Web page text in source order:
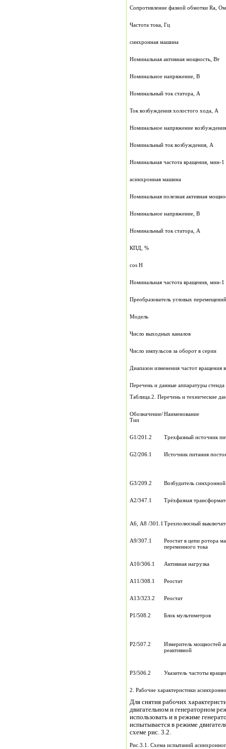
Сопротивление фазной обмотки Rа, Ом
Частота тока, Гц
синхронная машина
Номинальная активная мощность, Вт
Номинальное напряжение, В
Номинальный ток статора, А
Ток возбуждения холостого хода, А
Номинальное напряжение
Номинальный ток возбуждения, А
Номинальная частота вращения, мин-1
асинхронная машина
Номинальная полезная активная
Номинальное напряжение, В
Номинальный ток статора, А
КПД, %
cos H
Номинальная частота вращения, мин-1
Преобразователь угловых
Модель
Число выходных каналов
Число импульсов за оборот в серии
Диапазон изменения частот вращения
Перечень и данные аппаратуры
Таблица.2. Перечень и технические
Обозначение/
Тип
Наименование
G1/201.2 Трехфазный источник
G2/206.1 Источник питания
G3/209.2 Возбудитель
А2/347.1 Трёхфазная
А6, А8 /301.1 Трехполюсный
А9/307.1
Реостат в цепи ротора
переменного тока
А10/306.1 Активная нагрузка
А11/308.1 Реостат
А13/323.2 Реостат
Р1/508.2 Блок мультиметров
Р2/507.2
Измеритель мощностей
реактивной
Р3/506.2 Указатель частоты
2. Рабочие характеристики
Для снятия рабочих
двигательном и генераторном
использовать и в режиме
испытывается в режиме
схеме рис. 3.2.
Рис.3.1. Схема испытаний